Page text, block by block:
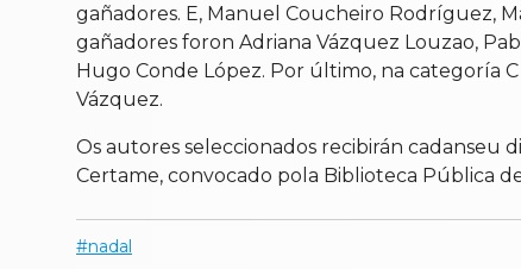
gañadores. E, Manuel Coucheiro Rodríguez,
gañadores foron Adriana Vázquez Louzao,
Hugo Conde López. Por último, na categoría
Vázquez.
Os autores seleccionados recibirán cadanseu
Certame, convocado pola Biblioteca Pública
nadal